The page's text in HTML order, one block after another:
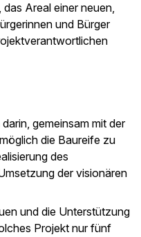
Areal einer neuen,
und Bürger
gemeinsam mit der
die Baureife zu
des
der visionären
und die Unterstützung
Projekt nur fünf